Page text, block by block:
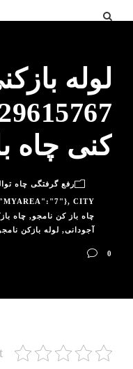
لوله
کنی چاه
رفع گرفتگی چاه
, CITY=نامجو
چاه باز کن نامجو, چاه
آجودانی, لوله بازکن
0